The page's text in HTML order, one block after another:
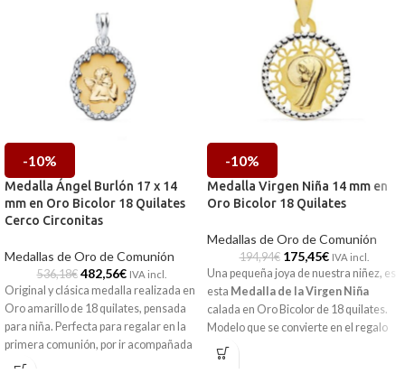
-10%
Medalla Ángel Burlón 17 x 14
mm en Oro Bicolor 18 Quilates
Cerco Circonitas
Medallas de Oro de Comunión
536,18€ 482,56€ IVA incl.
Original y clásica medalla realizada en
Oro amarillo de 18 quilates, pensada
para niña. Perfecta para regalar en la
primera comunión, por ir acompañada
del cariñoso y protector Ángel Burlón".
-10%
Medalla Virgen Niña 14 mm en
Oro Bicolor 18 Quilates
Medallas de Oro de Comunión
194,94€ 175,45€ IVA incl.
Una pequeña joya de nuestra niñez, es
esta Medalla de la Virgen Niña
calada en Oro Bicolor de 18 quilates.
Modelo que se convierte en el regalo
perfecto para la comunión. Un
recuerdo para siempre.